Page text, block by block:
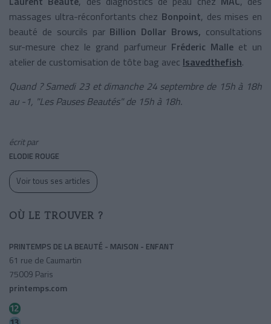
massages ultra-réconfortants chez Bonpoint, des mises en
beauté de sourcils par Billion Dollar Brows, consultations
sur-mesure chez le grand parfumeur Fréderic Malle et un
atelier de customisation de tôte bag avec Isavedthefish.
Quand ? Samedi 23 et dimanche 24 septembre de 15h à 18h
au -1, "Les Pauses Beautés" de 15h à 18h.
écrit par
ELODIE ROUGE
Voir tous ses articles
OÙ LE TROUVER ?
PRINTEMPS DE LA BEAUTÉ - MAISON - ENFANT
61 rue de Caumartin
75009 Paris
printemps.com